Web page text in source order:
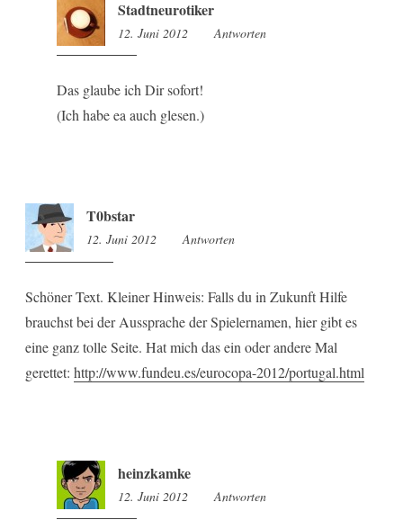
Stadtneurotiker
12. Juni 2012 1:35
Antworten
Das glaube ich Dir sofort!
(Ich habe ea auch glesen.)
T0bstar
12. Juni 2012 13:25
Antworten
Schöner Text. Kleiner Hinweis: Falls du in Zukunft Hilfe
brauchst bei der Aussprache der Spielernamen, hier gibt es
eine ganz tolle Seite. Hat mich das ein oder andere Mal
gerettet: http://www.fundeu.es/eurocopa-2012/portugal.html
heinzkamke
12. Juni 2012 16:33
Antworten